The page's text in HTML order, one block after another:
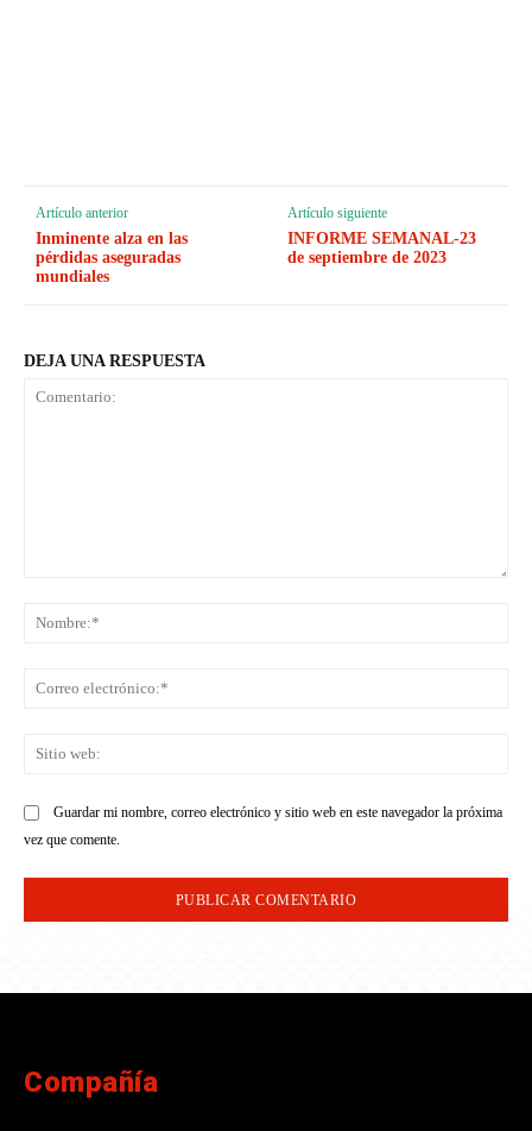
Artículo anterior
Inminente alza en las
pérdidas aseguradas
mundiales
Artículo siguiente
INFORME SEMANAL-23
de septiembre de 2023
DEJA UNA RESPUESTA
Guardar mi nombre, correo electrónico y sitio web en este navegador la próxima
vez que comente.
Compañía